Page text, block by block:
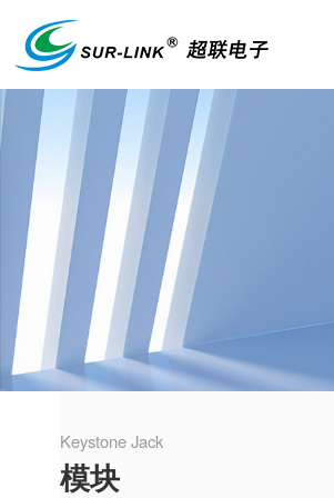
Keystone Jack
模块